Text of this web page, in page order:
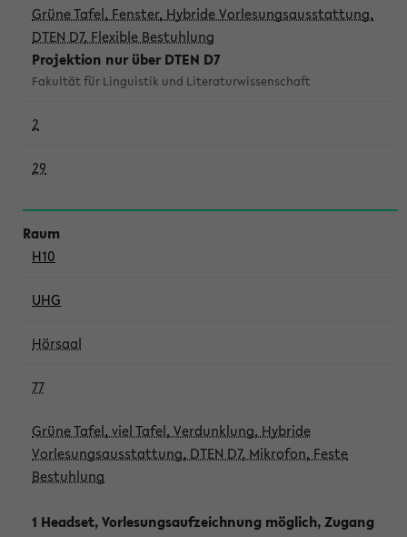
Grüne Tafel, Fenster, Hybride Vorlesungsausstattung,
DTEN D7, Flexible Bestuhlung
Projektion nur über DTEN D7
Fakultät für Linguistik und Literaturwissenschaft
2
29
H10
UHG
Hörsaal
77
Grüne Tafel, viel Tafel, Verdunklung, Hybride
Vorlesungsausstattung, DTEN D7, Mikrofon, Feste
Bestuhlung
1 Headset, Vorlesungsaufzeichnung möglich, Zugang